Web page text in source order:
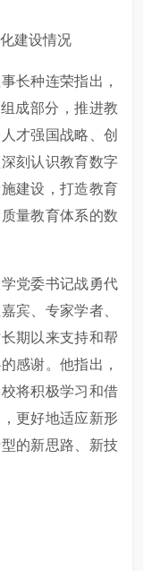
建设情况
长种连荣指出，
成部分，推进教
才强国战略、创
刻认识教育数字
建设，打造教育
量教育体系的数
党委书记战勇代
宾、专家学者、
期以来支持和帮
感谢。他指出，
将积极学习和借
更好地适应新形
的新思路、新技